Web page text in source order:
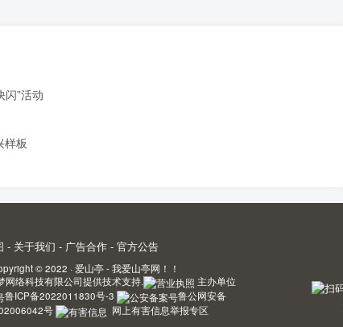
闪”活动
样板
- 关于我们 - 广告合作 - 官方公告
© 2022 · 爱山亭 - 我爱山亭网！！
网络科技有限公司提供技术支持.
主办单位
鲁ICP备2022011830号-3
鲁公网安备
号
网上有害信息举报专区